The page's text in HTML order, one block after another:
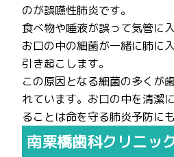
のが誤嚥性肺炎です。
食べ物や唾液が誤って気管に
お口の中の細菌が一緒に肺に
引き起こします。
この原因となる細菌の多くが
れています。お口の中を清潔
ることは命を守る肺炎予防に
南栗橋歯科クリニッ